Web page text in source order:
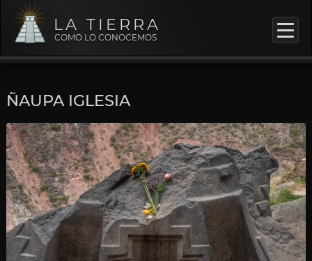
LA TIERRA
COMO LO CONOCEMOS
ÑAUPA IGLESIA